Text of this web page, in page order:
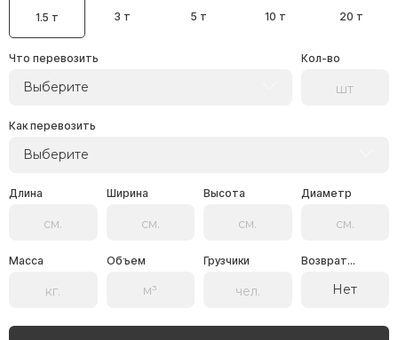
1.5 т 3 т 5 т 10 т 20 т
Что перевозить
Выберите
Кол-во
Как перевозить
Выберите
Длина Ширина Высота Диаметр
Масса Объем Грузчики Возврат...
Нет